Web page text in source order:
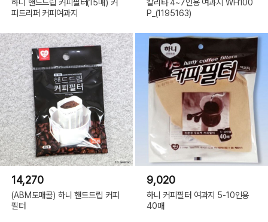
하니 핸드드립 커피필터(15매) 커
피드리퍼 커피여과지
칼리타 4~7인용 여과지 WH100
P_(1195163)
14,270
(ABM도매콜) 하니 핸드드립 커피
필터
9,020
하니 커피필터 여과지 5-10인용
40매